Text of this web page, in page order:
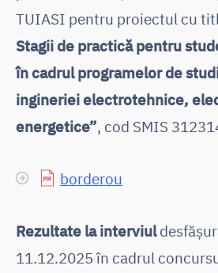
TUIASI pentru proiectul cu
Stagii de practică pentru
în cadrul programelor de
ingineriei electrotehnice,
energetice”, cod SMIS
borderou
Rezultate la interviul
11.12.2025 în cadrul